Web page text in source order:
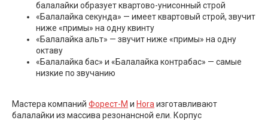
балалайки образует квартово-унисонный строй
«Балалайка секунда» — имеет квартовый строй, звучит
ниже «примы» на одну квинту
«Балалайка альт» — звучит ниже «примы» на одну
октаву
«Балалайка бас» и «Балалайка контрабас» — самые
низкие по звучанию
Мастера компаний Форест-М и Hora изготавливают
балалайки из массива резонансной ели. Корпус